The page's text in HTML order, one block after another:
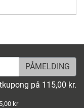
på 115,00 kr.
kr